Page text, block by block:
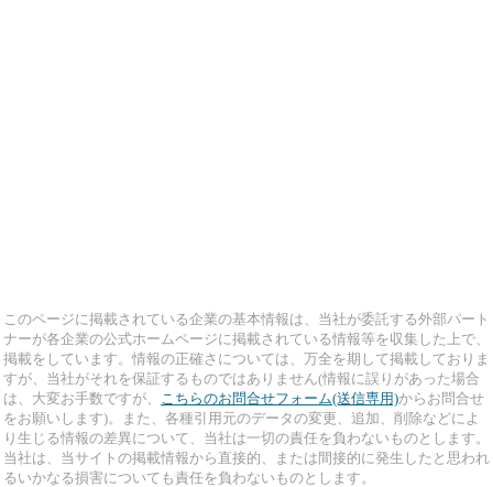
このページに掲載されている企業の基本情報は、当社が委託する外部パート
ナーが各企業の公式ホームページに掲載されている情報等を収集した上で、
掲載をしています。情報の正確さについては、万全を期して掲載しておりま
すが、当社がそれを保証するものではありません(情報に誤りがあった場合
は、大変お手数ですが、
こちらのお問合せフォーム(送信専用)からお問合せ
をお願いします)。また、各種引用元のデータの変更、追加、削除などによ
り生じる情報の差異について、当社は一切の責任を負わないものとします。
当社は、当サイトの掲載情報から直接的、または間接的に発生したと思われ
るいかなる損害についても責任を負わないものとします。